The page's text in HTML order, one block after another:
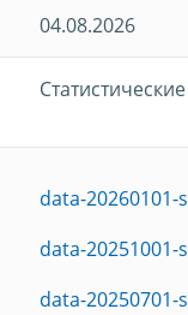
04.08.2026
data-
data-
data-